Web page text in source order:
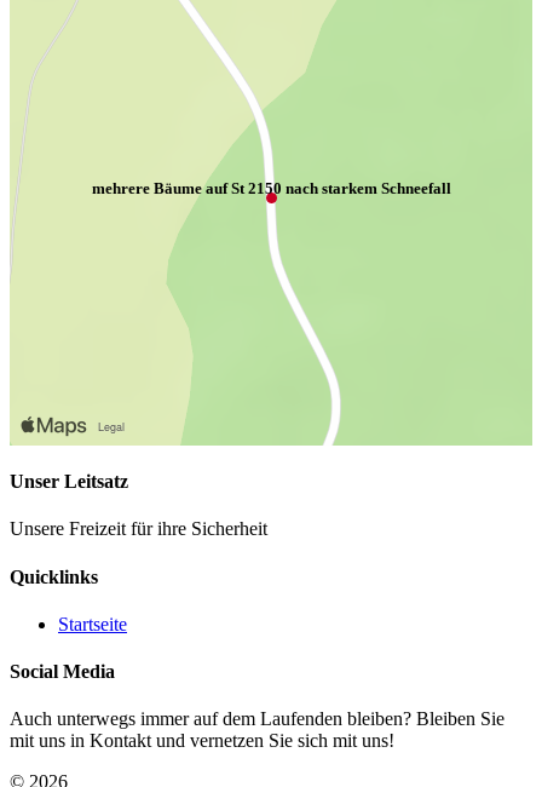
mehrere Bäume auf St 2150 nach starkem Schneefall
Unser Leitsatz
Unsere Freizeit für ihre Sicherheit
Quicklinks
Startseite
Social Media
Auch unterwegs immer auf dem Laufenden bleiben? Bleiben Sie
mit uns in Kontakt und vernetzen Sie sich mit uns!
© 2026